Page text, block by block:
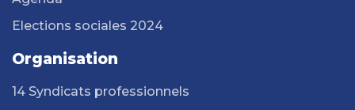
Elections sociales 2024
Organisation
14 Syndicats professionnels